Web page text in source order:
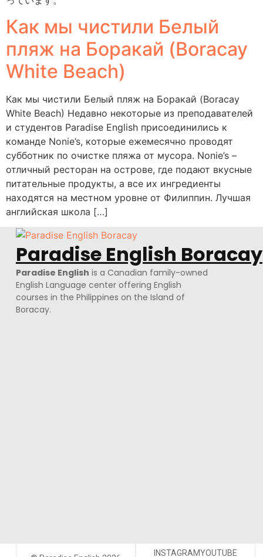
Как мы чистили Белый
пляж на Боракай (Boracay
White Beach)
Как мы чистили Белый пляж на Боракай (Boracay
White Beach) Недавно некоторые из преподавателей
и студентов Paradise English присоединились к
команде Nonie’s, которые ежемесячно проводят
субботник по очистке пляжа от мусора. Nonie’s –
отличный ресторан на острове, где подают вкусные
питательные продукты, а все их ингредиенты
находятся на местном уровне от Филиппин. Лучшая
английская школа […]
Paradise English Boracay
Paradise English is a Canadian family-owned
English Language center offering English
courses in the Philippines on the Island of
Boracay.
INSTAGRAMYOUTUBE